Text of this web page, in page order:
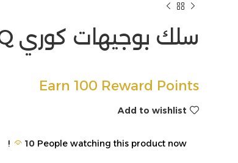
سلك بوجيهات كوري HiQ
Earn 100 Reward Points
Add to wishlist
10 People watching this product now!